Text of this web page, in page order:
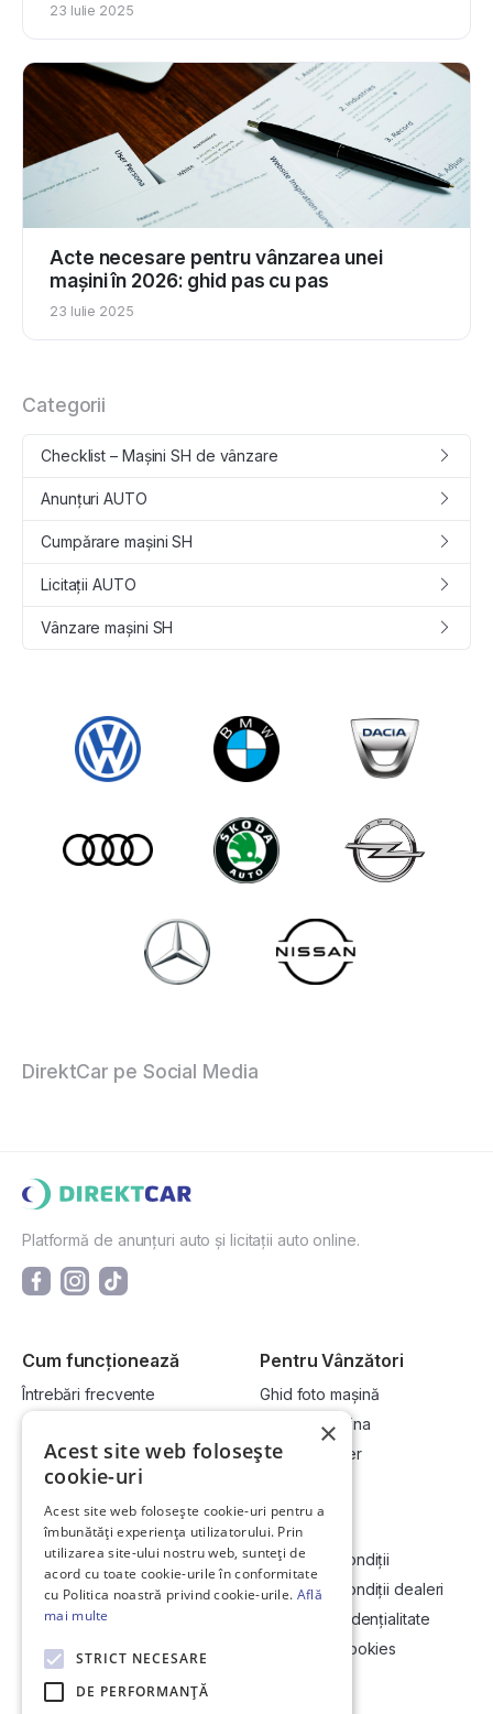
23 Iulie 2025
Acte necesare pentru vânzarea unei
mașini în 2026: ghid pas cu pas
23 Iulie 2025
Categorii
Checklist – Mașini SH de vânzare
Anunțuri AUTO
Cumpǎrare maşini SH
Licitații AUTO
Vânzare maşini SH
DirektCar pe Social Media
Platformă de anunțuri auto și licitații auto online.
Cum funcționează
Întrebări frecvente
Cum vând la licitație?
Pentru Vânzători
Ghid foto mașină
Vinde-ți mașina
Devino dealer
Link-uri utile
Informații utile vizionare
Contact
Soluționarea Online a litigiilor
ANCP
Compania
Termeni și condiții
Termeni și condiții dealeri
Politică confidențialitate
Politica de cookies
×
Acest site web folosește
cookie-uri
Acest site web folosește cookie-uri pentru a
îmbunătăți experiența utilizatorului. Prin
utilizarea site-ului nostru web, sunteți de
acord cu toate cookie-urile în conformitate
cu Politica noastră privind cookie-urile. Află
mai multe
STRICT NECESARE
DE PERFORMANȚĂ